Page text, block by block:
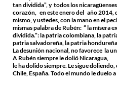
tan dividida”, y todos los
corazón, en este enero del año 2014,
mismo, y ustedes, con la mano en el
mismas palabra de Rubén: “ la mísera
dividida.”: la patria colombiana, la
patria salvadoreña, la patria
La desunión nacional, no favorece la
A Rubén siempre le dolió Nicaragua,
le ha dolido siempre. Le sigue
Chile, España. Todo el mundo le duelo